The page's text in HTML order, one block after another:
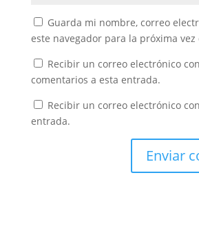
Guarda mi nombre, correo
este navegador para la próxima vez
Recibir un correo electrónico
comentarios a esta entrada.
Recibir un correo electrónico
entrada.